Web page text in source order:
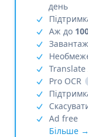
день
Аж до
Pro OCR
Ad free
Більше →